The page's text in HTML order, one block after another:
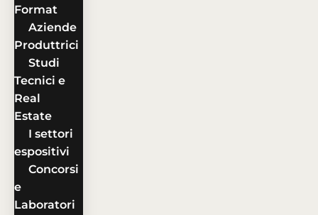
Format
Aziende
Produttrici
Studi
Tecnici e
Real
Estate
I settori
espositivi
Concorsi
e
Laboratori